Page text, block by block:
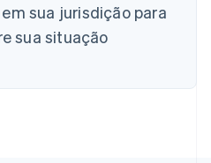
sua jurisdição para
sua situação